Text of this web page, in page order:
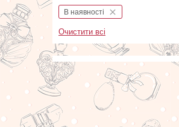
В наявності
Очистити всі